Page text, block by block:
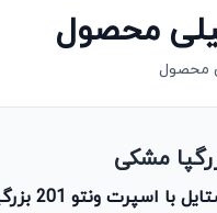
محصول
محصول
مشکی، محصولی از برند محبوب اسیکس